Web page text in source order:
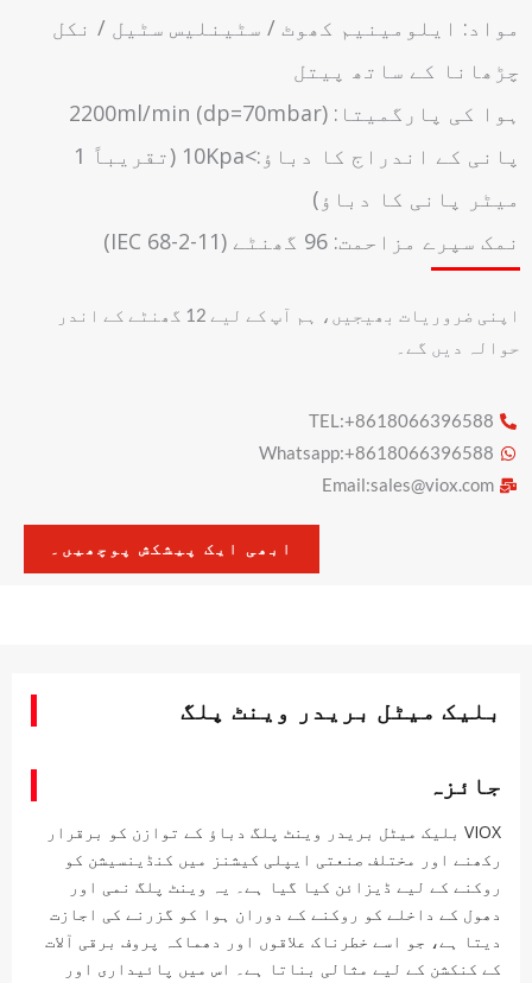
مواد: ایلومینیم کھوٹ / سٹینلیس سٹیل / نکل
چڑھانا کے ساتھ پیتل
ہوا کی پارگمیتا: 2200ml/min (dp=70mbar)
پانی کے اندراج کا دباؤ:>10Kpa (تقریباً 1
میٹر پانی کا دباؤ)
نمک سپرے مزاحمت: 96 گھنٹے (IEC 68-2-11)
اپنی ضروریات بھیجیں، ہم آپ کے لیے 12 گھنٹے کے اندر
حوالہ دیں گے۔
TEL:+8618066396588
Whatsapp:+8618066396588
Email:sales@viox.com
ابھی ایک پیشکش پوچھیں۔
بلیک میٹل بریدر وینٹ پلگ
جائزہ
VIOX بلیک میٹل بریدر وینٹ پلگ دباؤ کے توازن کو برقرار
رکھنے اور مختلف صنعتی ایپلی کیشنز میں کنڈینسیشن کو
روکنے کے لیے ڈیزائن کیا گیا ہے۔ یہ وینٹ پلگ نمی اور
دھول کے داخلے کو روکنے کے دوران ہوا کو گزرنے کی اجازت
دیتا ہے، جو اسے خطرناک علاقوں اور دھماکہ پروف برقی آلات
کے کنکشن کے لیے مثالی بناتا ہے۔ اس میں پائیداری اور